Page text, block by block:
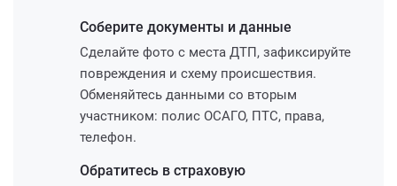
Соберите документы и данные
Сделайте фото с места ДТП, зафиксируйте
повреждения и схему происшествия.
Обменяйтесь данными со вторым
участником: полис ОСАГО, ПТС, права,
телефон.
Обратитесь в страховую